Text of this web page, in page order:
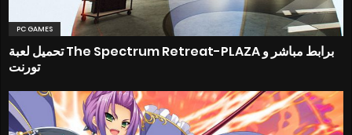
PC GAMES
تحميل لعبة The Spectrum Retreat-PLAZA برابط مباشر و
تورنت